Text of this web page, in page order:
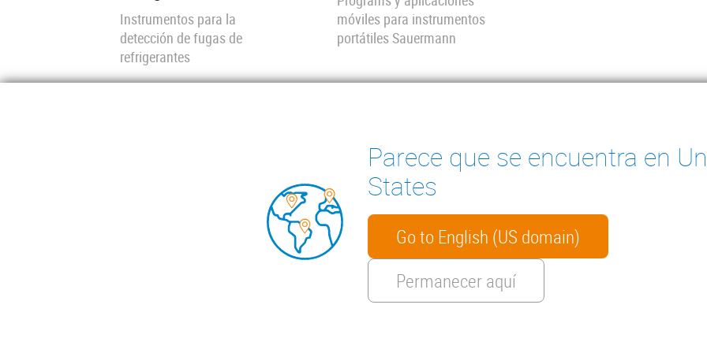
Instrumentos para la
detección de fugas de
refrigerantes
móviles para instrumentos
portátiles Sauermann
Footer
BOMBAS DE CONDENSADOS
INSTRUMENTOS DE
MEDICIÓN
DOCUMENTACIÓN TÉCNICA
CONTACTO
INSIGHTS
Parece que se encuentra en
States
Go to English (US domain)
Permanecer aquí